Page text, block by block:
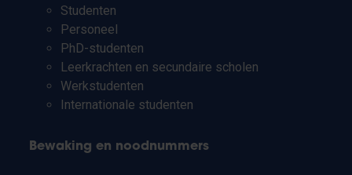
Studenten
Personeel
PhD-studenten
Leerkrachten en secundaire scholen
Werkstudenten
Internationale studenten
Bewaking en noodnummers